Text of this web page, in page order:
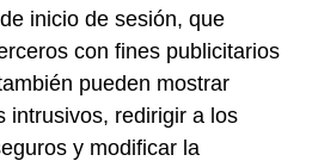
inicio de sesión, que
con fines publicitarios
pueden mostrar
intrusivos, redirigir a los
y modificar la